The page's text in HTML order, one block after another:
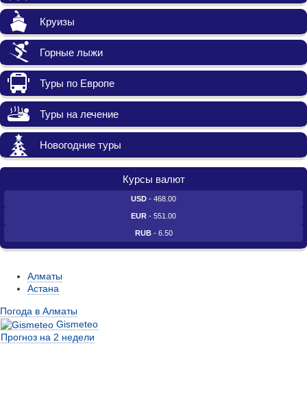
Круизы
Горные лыжи
Туры по Европе
Туры на лечение
Новогодние туры
Курсы валют
USD - 468.00
EUR - 551.00
RUB- 6.50
Алматы
Астана
Погода в Алматы
Gismeteo
Прогноз на 2 недели